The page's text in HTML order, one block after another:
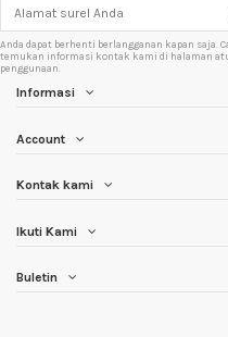
Anda dapat berhenti berlangganan kapan saja.
temukan informasi kontak kami di halaman
penggunaan.
Informasi
Account
Kontak kami
Ikuti Kami
Buletin